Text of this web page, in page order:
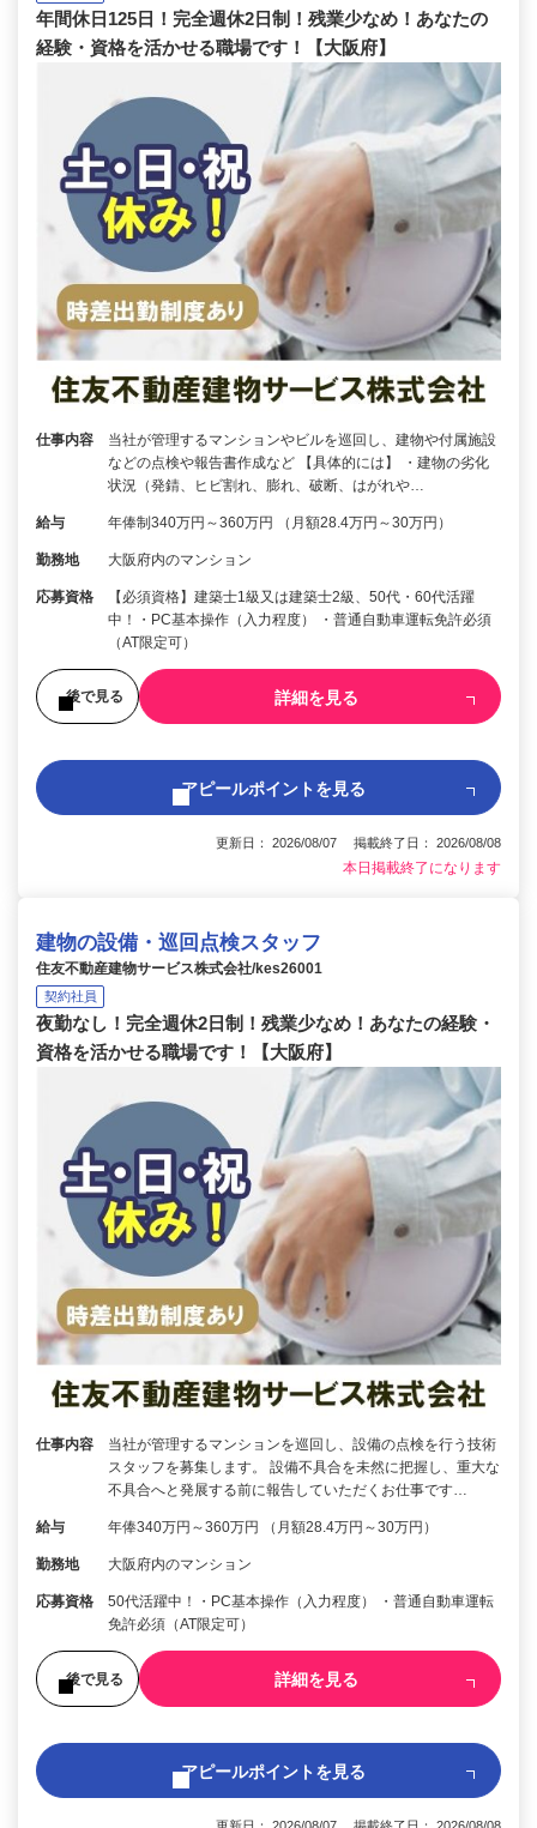
年間休日125日！完全週休2日制！残業少なめ！あなたの
経験・資格を活かせる職場です！【大阪府】
仕事内容
当社が管理するマンションやビルを巡回し、建物や付属施設
などの点検や報告書作成など 【具体的には】 ・建物の劣化
状況（発錆、ヒビ割れ、膨れ、破断、はがれや…
給与 年俸制340万円～360万円 （月額28.4万円～30万円）
勤務地 大阪府内のマンション
応募資格
【必須資格】建築士1級又は建築士2級、50代・60代活躍
中！・PC基本操作（入力程度） ・普通自動車運転免許必須
（AT限定可）
後で見る 詳細を見る
アピールポイントを見る
更新日： 2026/08/07 掲載終了日： 2026/08/08
本日掲載終了になります
建物の設備・巡回点検スタッフ
住友不動産建物サービス株式会社/kes26001
契約社員
夜勤なし！完全週休2日制！残業少なめ！あなたの経験・
資格を活かせる職場です！【大阪府】
仕事内容
当社が管理するマンションを巡回し、設備の点検を行う技術
スタッフを募集します。 設備不具合を未然に把握し、重大な
不具合へと発展する前に報告していただくお仕事です…
給与 年俸340万円～360万円 （月額28.4万円～30万円）
勤務地 大阪府内のマンション
応募資格
50代活躍中！・PC基本操作（入力程度） ・普通自動車運転
免許必須（AT限定可）
後で見る 詳細を見る
アピールポイントを見る